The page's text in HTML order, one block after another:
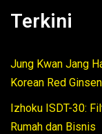
Terkini
Jung Kwan Jang
Korean Red
Izhoku ISDT-30:
Rumah dan Bisnis